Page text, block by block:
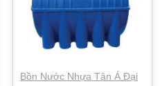
Bồn Nước Nhựa Tân Á Đại